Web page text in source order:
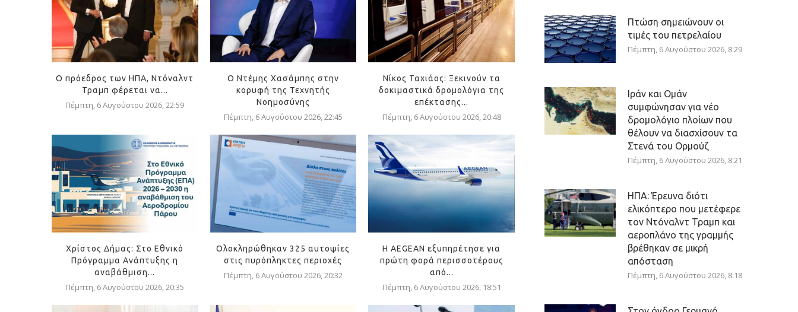
Ο πρόεδρος των ΗΠΑ, Ντόναλντ
Τραμπ φέρεται να...
Πέμπτη, 6 Αυγούστου 2026, 22:59
Ο Ντέμης Χασάμπης στην
κορυφή της Τεχνητής
Νοημοσύνης
Πέμπτη, 6 Αυγούστου 2026, 22:45
Νίκος Ταχιάος: Ξεκινούν τα
δοκιμαστικά δρομολόγια της
επέκτασης...
Πέμπτη, 6 Αυγούστου 2026, 20:48
Χρίστος Δήμας: Στο Εθνικό
Πρόγραμμα Ανάπτυξης η
αναβάθμιση...
Πέμπτη, 6 Αυγούστου 2026, 20:35
Ολοκληρώθηκαν 325 αυτοψίες
στις πυρόπληκτες περιοχές
Πέμπτη, 6 Αυγούστου 2026, 20:32
Η AEGEAN εξυπηρέτησε για
πρώτη φορά περισσοτέρους
από...
Πέμπτη, 6 Αυγούστου 2026, 18:51
Πτώση σημειώνουν οι
τιμές του πετρελαίου
Πέμπτη, 6 Αυγούστου 2026, 8:29
Ιράν και Ομάν
συμφώνησαν για νέο
δρομολόγιο πλοίων που
θέλουν να διασχίσουν τα
Στενά του Ορμούζ
Πέμπτη, 6 Αυγούστου 2026, 8:21
ΗΠΑ: Έρευνα διότι
ελικόπτερο που μετέφερε
τον Ντόναλντ Τραμπ και
αεροπλάνο της γραμμής
βρέθηκαν σε μικρή
απόσταση
Πέμπτη, 6 Αυγούστου 2026, 8:18